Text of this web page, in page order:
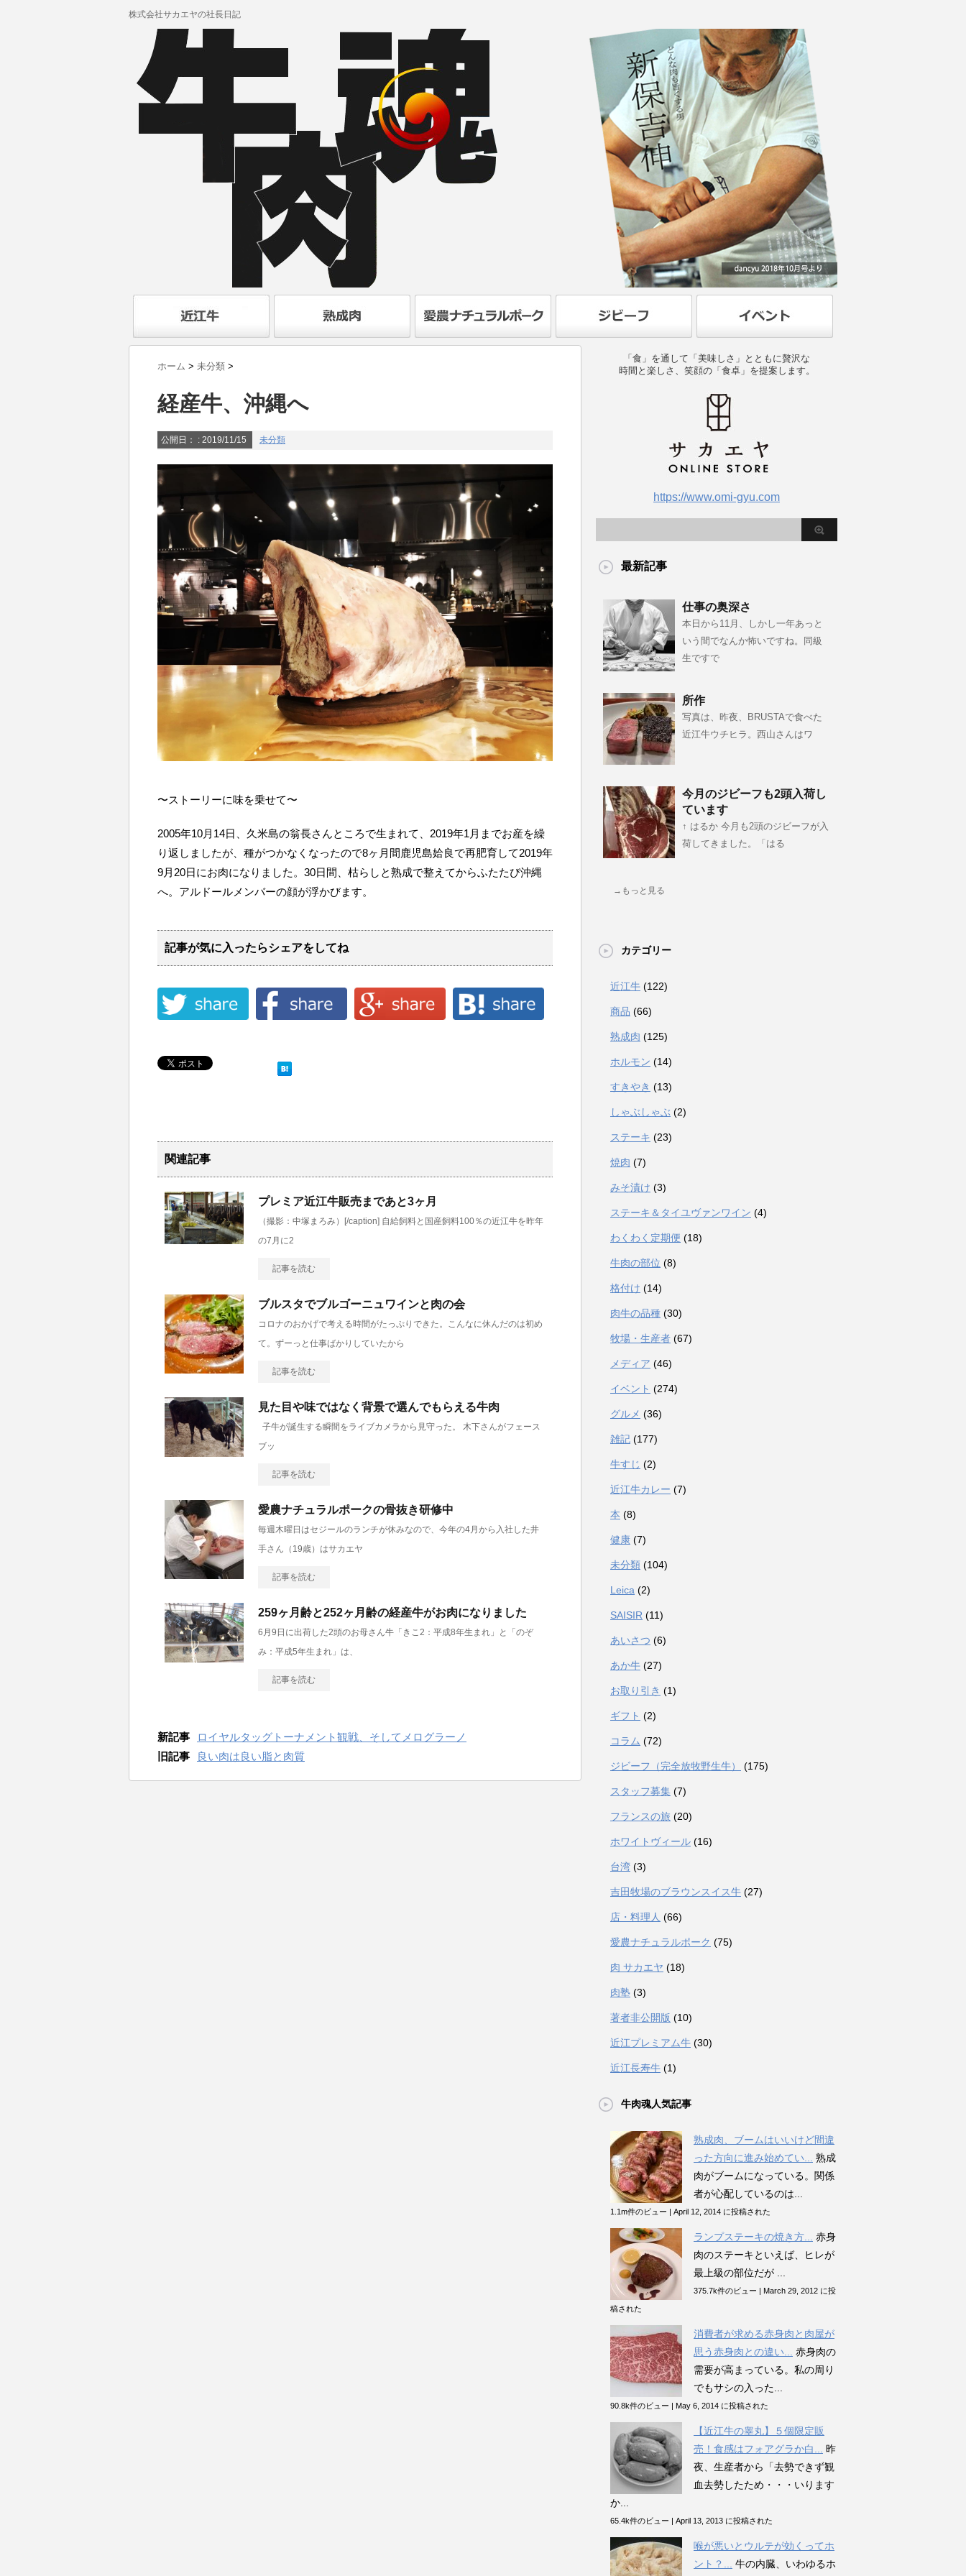
株式会社サカエヤの社長日記
ホーム > 未分類 >
経産牛、沖縄へ
公開日： : 2019/11/15 未分類
〜ストーリーに味を乗せて〜
2005年10月 14日、久米島の翁長さんところで生まれて、 2019年1 月までお産を繰
り返しましたが、種がつかなくなったので8ヶ月間鹿児島姶良で再肥育して2019年
9月 20日にお肉になりました。 30日間、枯らしと熟成で整えてからふたたび沖縄
へ。アルドールメンバーの顔が浮かびます。
記事が気に入ったらシェアをしてね
関連記事
プレミア近江牛販売まであと3ヶ月
（撮影：中塚まろみ）[/caption] 自給飼料と国産飼料100％の近江牛を昨年
の7月に2
記事を読む
ブルスタでブルゴーニュワインと肉の会
コロナのおかげで考える時間がたっぷりできた。こんなに休んだのは初め
て。ずーっと仕事ばかりしていたから
記事を読む
見た目や味ではなく背景で選んでもらえる牛肉
子牛が誕生する瞬間をライブカメラから見守った。 木下さんがフェース
ブッ
記事を読む
愛農ナチュラルポークの骨抜き研修中
毎週木曜日はセジールのランチが休みなので、今年の4月から入社した井
手さん（19歳）はサカエヤ
記事を読む
259ヶ月齢と252ヶ月齢の経産牛がお肉になりました
6月9日に出荷した2頭のお母さん牛「きこ2：平成8年生まれ」と「のぞ
み：平成5年生まれ」は、
記事を読む
新記事
ロイヤルタッグトーナメント観戦、そしてメログラーノ
旧記事
良い肉は良い脂と肉質
「食」を通して「美味しさ」とともに贅沢な
時間と楽しさ、笑顔の「食卓」を提案します。
https://www.omi-gyu.com
最新記事
仕事の奥深さ
本日から11月、しかし一年あっと
いう間でなんか怖いですね。同級
生ですで
所作
写真は、昨夜、BRUSTAで食べた
近江牛ウチヒラ。西山さんはワ
今月のジビーフも2頭入荷し
ています
↑ はるか 今月も2頭のジビーフが入
荷してきました。「はる
→もっと見る
カテゴリー
近江牛 (122)
商品 (66)
熟成肉 (125)
ホルモン (14)
すきやき (13)
しゃぶしゃぶ (2)
ステーキ (23)
焼肉 (7)
みそ漬け (3)
ステーキ＆タイユヴァンワイン (4)
わくわく定期便 (18)
牛肉の部位 (8)
格付け (14)
肉牛の品種 (30)
牧場・生産者 (67)
メディア (46)
イベント (274)
グルメ (36)
雑記 (177)
牛すじ (2)
近江牛カレー (7)
本 (8)
健康 (7)
未分類 (104)
Leica (2)
SAISIR (11)
あいさつ (6)
あか牛 (27)
お取り引き (1)
ギフト (2)
コラム (72)
ジビーフ（完全放牧野生牛） (175)
スタッフ募集 (7)
フランスの旅 (20)
ホワイトヴィール (16)
台湾 (3)
吉田牧場のブラウンスイス牛 (27)
店・料理人 (66)
愛農ナチュラルポーク (75)
肉 サカエヤ (18)
肉塾 (3)
著者非公開版 (10)
近江プレミアム牛 (30)
近江長寿牛 (1)
牛肉魂人気記事
熟成肉、ブームはいいけど間違
った方向に進み始めてい...
熟成
肉がブームになっている。関係
者が心配しているのは...
1.1m件のビュー | April 12, 2014 に投稿された
ランプステーキの焼き方...
赤身
肉のステーキといえば、ヒレが
最上級の部位だが ...
375.7k件のビュー | March 29, 2012 に投
稿された
消費者が求める赤身肉と肉屋が
思う赤身肉との違い...
赤身肉の
需要が高まっている。私の周り
でもサシの入った...
90.8k件のビュー | May 6, 2014 に投稿された
【近江牛の睾丸】５個限定販
売！食感はフォアグラか白...
昨
夜、生産者から「去勢できず観
血去勢したため・・・いります
か...
65.4k件のビュー | April 13, 2013 に投稿された
喉が悪いとウルテが効くってホ
ント？...
牛の内臓、いわゆるホ